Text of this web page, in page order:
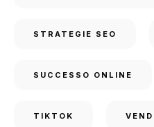
STRATEGIE SEO
SUCCESSO ONLINE
TIKTOK